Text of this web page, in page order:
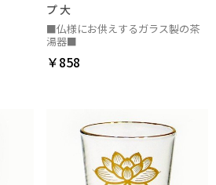
プ 大
■仏様にお供えするガラス製の茶
湯器■
￥858